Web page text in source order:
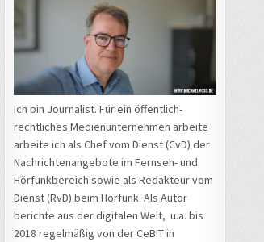
Ich bin Journalist. Für ein öffentlich-
rechtliches Medienunternehmen arbeite
arbeite ich als Chef vom Dienst (CvD) der
Nachrichtenangebote im Fernseh- und
Hörfunkbereich sowie als Redakteur vom
Dienst (RvD) beim Hörfunk. Als Autor
berichte aus der digitalen Welt, u.a. bis
2018 regelmäßig von der CeBIT in